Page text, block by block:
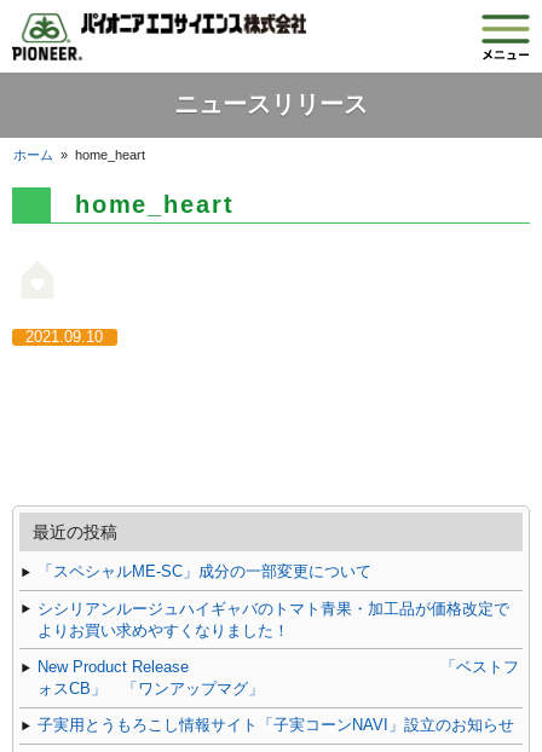
ニュースリリース
ホーム »home_heart
home_heart
2021.09.10
最近の投稿
「スペシャルME-SC」成分の一部変更について
シシリアンルージュハイギャバのトマト青果・加工品が価格改定で
よりお買い求めやすくなりました！
New Product Release 「ベストフ
ォスCB」 「ワンアップマグ」
子実用とうもろこし情報サイト「子実コーンNAVI」設立のお知らせ